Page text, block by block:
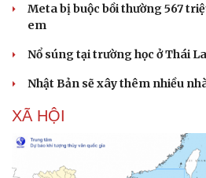
Dinh dưỡng - món ngon
Sản phụ khoa
Nam khoa
Phòng mạch online
Ăn sạch sống khỏe
Meta bị buộc bồi thường 567
em
Nổ súng tại trường học ở Thái
Nhật Bản sẽ xây thêm nhiều
XÃ HỘI